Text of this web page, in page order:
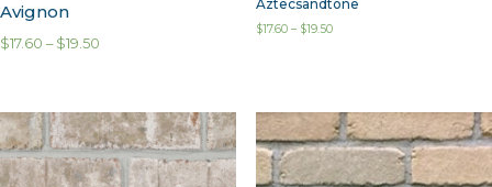
Avignon
$17.60 – $19.50
Aztecsandtone
$17.60– $19.50